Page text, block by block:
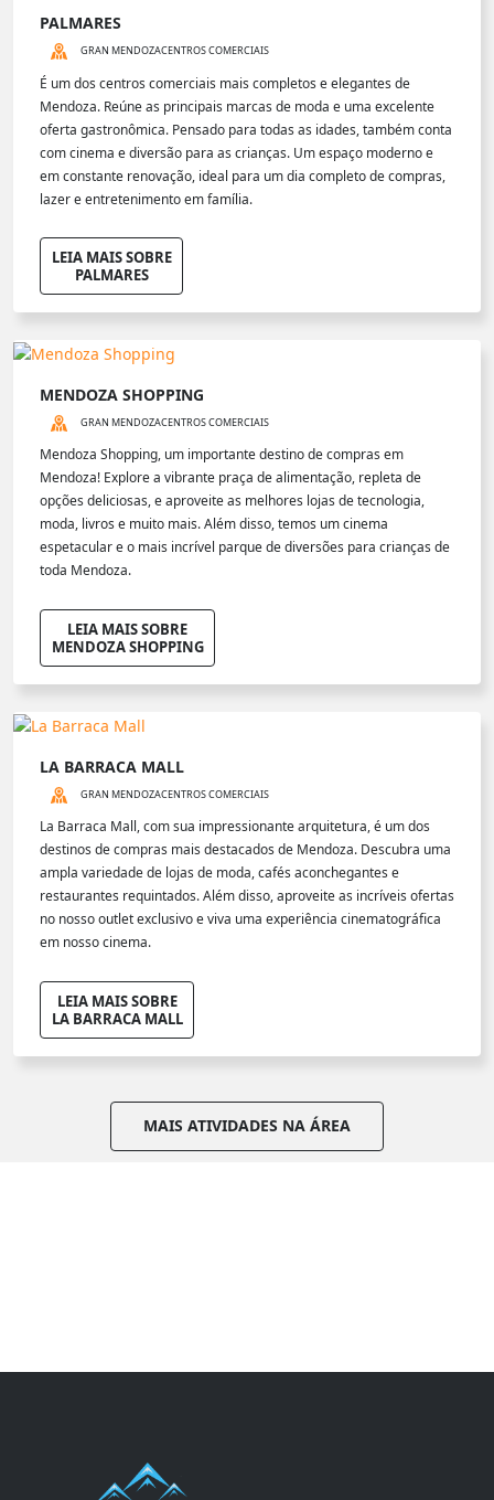
PALMARES
GRAN MENDOZACENTROS COMERCIAIS
É um dos centros comerciais mais completos e elegantes de
Mendoza. Reúne as principais marcas de moda e uma excelente
oferta gastronômica. Pensado para todas as idades, também conta
com cinema e diversão para as crianças. Um espaço moderno e
em constante renovação, ideal para um dia completo de compras,
lazer e entretenimento em família.
LEIA MAIS SOBRE
PALMARES
MENDOZA SHOPPING
GRAN MENDOZACENTROS COMERCIAIS
Mendoza Shopping, um importante destino de compras em
Mendoza! Explore a vibrante praça de alimentação, repleta de
opções deliciosas, e aproveite as melhores lojas de tecnologia,
moda, livros e muito mais. Além disso, temos um cinema
espetacular e o mais incrível parque de diversões para crianças de
toda Mendoza.
LEIA MAIS SOBRE
MENDOZA SHOPPING
LA BARRACA MALL
GRAN MENDOZACENTROS COMERCIAIS
La Barraca Mall, com sua impressionante arquitetura, é um dos
destinos de compras mais destacados de Mendoza. Descubra uma
ampla variedade de lojas de moda, cafés aconchegantes e
restaurantes requintados. Além disso, aproveite as incríveis ofertas
no nosso outlet exclusivo e viva uma experiência cinematográfica
em nosso cinema.
LEIA MAIS SOBRE
LA BARRACA MALL
MAIS ATIVIDADES NA ÁREA